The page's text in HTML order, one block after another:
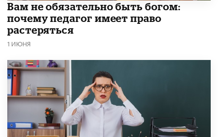
​Вам не обязательно быть богом:
почему педагог имеет право
растеряться
1 ИЮНЯ